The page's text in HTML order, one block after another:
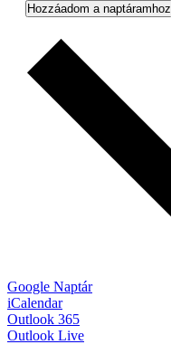
Hozzáadom a naptáramhoz
Google Naptár
iCalendar
Outlook 365
Outlook Live